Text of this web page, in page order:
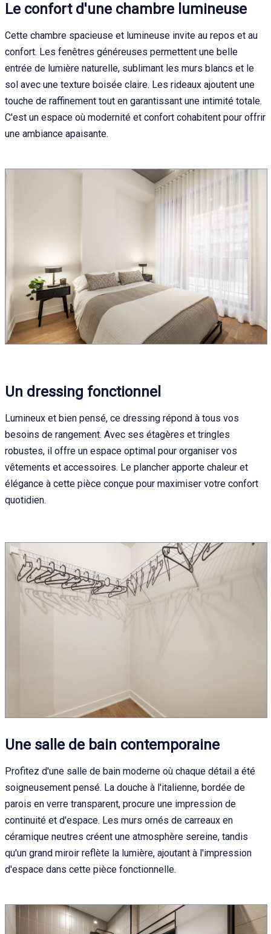
Le confort d'une chambre lumineuse
Cette chambre spacieuse et lumineuse invite au repos et au
confort. Les fenêtres généreuses permettent une belle
entrée de lumière naturelle, sublimant les murs blancs et le
sol avec une texture boisée claire. Les rideaux ajoutent une
touche de raffinement tout en garantissant une intimité totale.
C'est un espace où modernité et confort cohabitent pour offrir
une ambiance apaisante.
Un dressing fonctionnel
Lumineux et bien pensé, ce dressing répond à tous vos
besoins de rangement. Avec ses étagères et tringles
robustes, il offre un espace optimal pour organiser vos
vêtements et accessoires. Le plancher apporte chaleur et
élégance à cette pièce conçue pour maximiser votre confort
quotidien.
Une salle de bain contemporaine
Profitez d'une salle de bain moderne où chaque détail a été
soigneusement pensé. La douche à l'italienne, bordée de
parois en verre transparent, procure une impression de
continuité et d'espace. Les murs ornés de carreaux en
céramique neutres créent une atmosphère sereine, tandis
qu'un grand miroir reflète la lumière, ajoutant à l'impression
d'espace dans cette pièce fonctionnelle.